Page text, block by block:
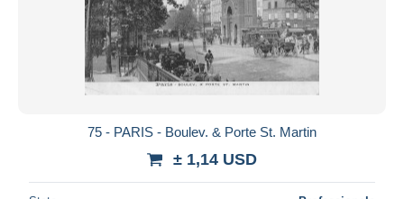
75 - PARIS - Boulev. & Porte St. Martin
± 1,14 USD